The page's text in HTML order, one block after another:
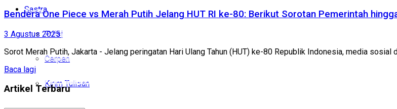
Sastra
Puisi
Cerpen
Kirim Tulisan
Sastra
Puisi
Cerpen
Kirim Tulisan
Bendera One Piece vs Merah Putih Jelang HUT RI ke-80: Berikut Sorotan Pemerintah
3 Agustus 2025
Sorot Merah Putih, Jakarta - Jelang peringatan Hari Ulang Tahun (HUT) ke-80 Republik Indonesia, media sosial
Baca lagi
Artikel Terbaru